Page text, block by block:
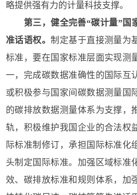
略提供强有力的计量科技支撑。
第三，健全完善“碳计量”国
准话语权。制定基于直接测量为
标准，要在国家标准层面实现测
一，完成碳数据准确性的国际互
或积极参与国家间碳数据测量国
的碳排放数据测量体系为支撑，
轨，积极维护我国企业的合法权
际标准制修订，承担国际标准化
头制定国际标准。加强区域标准
效、碳排放标准和规则体系，加